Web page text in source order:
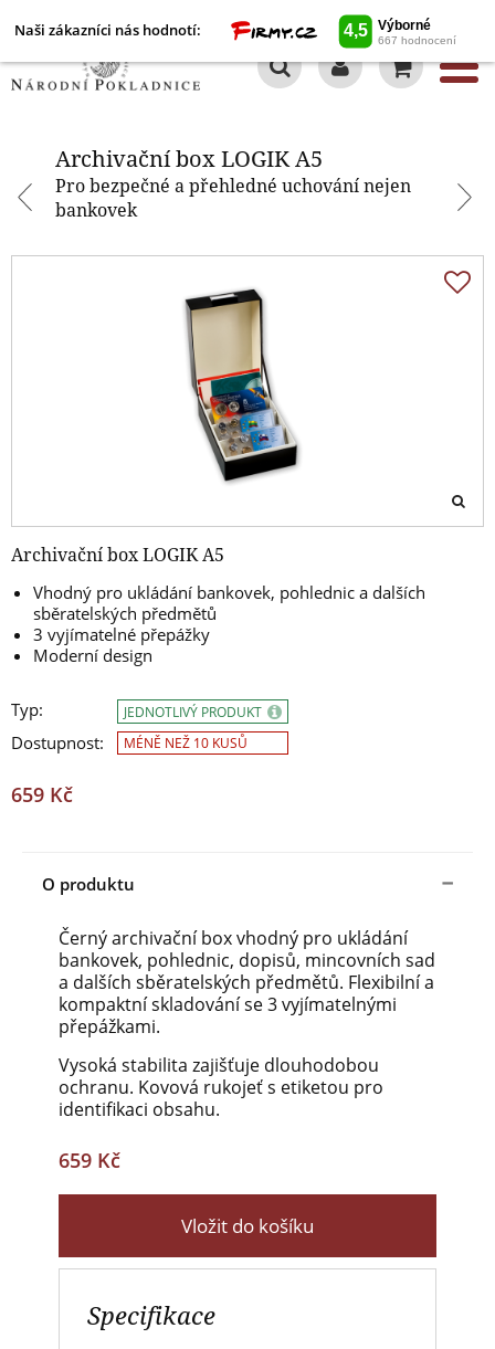
Naši zákazníci nás hodnotí:
Archivační box LOGIK A5
Pro bezpečné a přehledné uchování nejen
bankovek
Archivační box LOGIK A5
Vhodný pro ukládání bankovek, pohlednic a dalších
sběratelských předmětů
3 vyjímatelné přepážky
Moderní design
Typ:
Dostupnost:
JEDNOTLIVÝ PRODUKT
MÉNĚ NEŽ 10 KUSŮ
659 Kč
O produktu
Černý archivační box vhodný pro ukládání
bankovek, pohlednic, dopisů, mincovních sad
a dalších sběratelských předmětů. Flexibilní a
kompaktní skladování se 3 vyjímatelnými
přepážkami.
Vysoká stabilita zajišťuje dlouhodobou
ochranu. Kovová rukojeť s etiketou pro
identifikaci obsahu.
659 Kč
Vložit do košíku
Specifikace
Archivační box LOGIK A5